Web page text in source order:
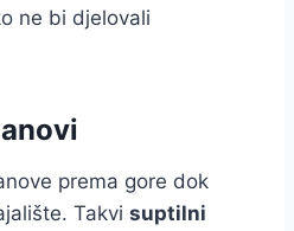
ne bi djelovali
prema gore dok
Takvi suptilni